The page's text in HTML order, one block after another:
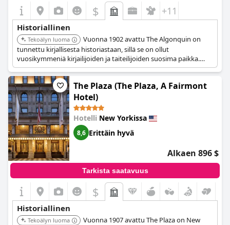
$ +11
Historiallinen
Tekoälyn luoma
Vuonna 1902 avattu The Algonquin on
tunnettu kirjallisesta historiastaan, sillä se on ollut
vuosikymmeniä kirjailijoiden ja taiteilijoiden suosima paikka.
New Yorkin maamerkiksi nimetty hotelli tarjoaa ainutlaatuisen
yhdistelmän historiaa ja kulttuuria Theater Districtin sydämessä.
Alan Jay Lerner ja Frederick Loewe kirjoittivat My Fair Ladyn
Lernerin sviitissä Algonquinissa vuonna 1956.
The Plaza (The Plaza, A Fairmont
Hotel)
Hotelli New Yorkissa
8,6 Erittäin hyvä
Alkaen 896 $
Tarkista saatavuus
$
Historiallinen
Tekoälyn luoma
Vuonna 1907 avattu The Plaza on New